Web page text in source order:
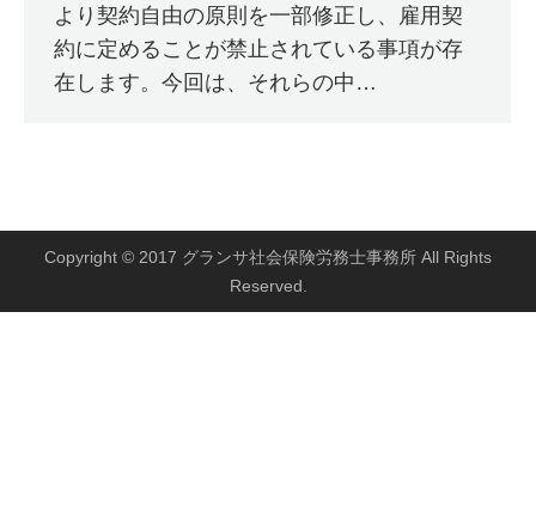
より契約自由の原則を一部修正し、雇用契
約に定めることが禁止されている事項が存
在します。今回は、それらの中…
Copyright © 2017 グランサ社会保険労務士事務所 All Rights
Reserved.